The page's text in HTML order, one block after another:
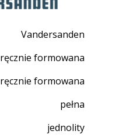
Vandersanden
ręcznie formowana
ręcznie formowana
pełna
jednolity